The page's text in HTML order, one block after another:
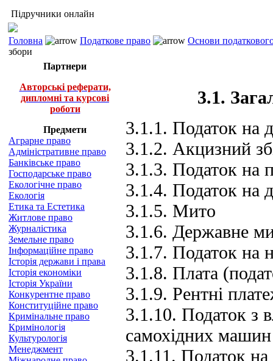
Підручники онлайн
Головна Податкове право
Основи
збори
Партнери
Авторські реферати,
дипломні та курсові
роботи
Предмети
Аграрне право
Адміністративне право
Банківське право
Господарське право
Екологічне право
Екологія
Етика та Естетика
Житлове право
Журналістика
Земельне право
Інформаційне право
Історія держави і права
Історія економіки
Історія України
Конкурентне право
Конституційне право
Кримінальне право
Кримінологія
Культурологія
Менеджмент
3.1.
3.1.1. Податок на
3.1.2. Акцизний
3.1.3. Податок на
3.1.4. Податок на
3.1.5. Мито
3.1.6. Державне
3.1.7. Податок на
3.1.8. Плата
3.1.9. Рентні
3.1.10. Податок з
самохідних машин
3.1.11. Податок